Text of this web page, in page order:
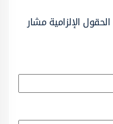
الحقول الإلزامية مشار